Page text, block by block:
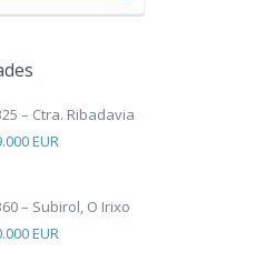
– Ctra. Ribadavia
EUR
– Subirol, O Irixo
EUR